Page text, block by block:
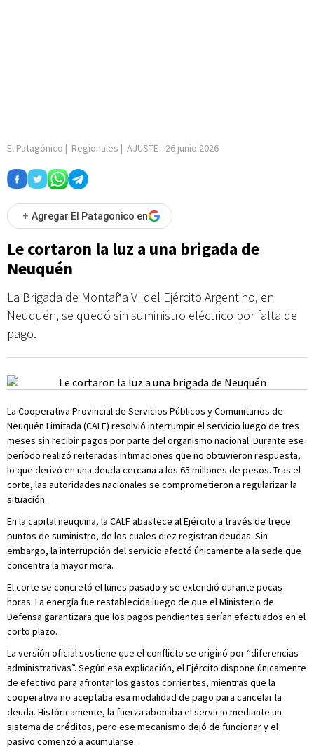
El Patagónico | Regionales | AJUSTE- 26 junio 2026
+ Agregar El Patagonico en
Le cortaron la luz a una brigada de
Neuquén
La Brigada de Montaña VI del Ejército Argentino, en
Neuquén, se quedó sin suministro eléctrico por falta de
pago.
La Cooperativa Provincial de Servicios Públicos y Comunitarios de
Neuquén Limitada (CALF) resolvió interrumpir el servicio luego de tres
meses sin recibir pagos por parte del organismo nacional. Durante ese
período realizó reiteradas intimaciones que no obtuvieron respuesta,
lo que derivó en una deuda cercana a los 65 millones de pesos. Tras el
corte, las autoridades nacionales se comprometieron a regularizar la
situación.
En la capital neuquina, la CALF abastece al Ejército a través de trece
puntos de suministro, de los cuales diez registran deudas. Sin
embargo, la interrupción del servicio afectó únicamente a la sede que
concentra la mayor mora.
El corte se concretó el lunes pasado y se extendió durante pocas
horas. La energía fue restablecida luego de que el Ministerio de
Defensa garantizara que los pagos pendientes serían efectuados en el
corto plazo.
La versión oficial sostiene que el conflicto se originó por “diferencias
administrativas”. Según esa explicación, el Ejército dispone únicamente
de efectivo para afrontar los gastos corrientes, mientras que la
cooperativa no aceptaba esa modalidad de pago para cancelar la
deuda. Históricamente, la fuerza abonaba el servicio mediante un
sistema de créditos, pero ese mecanismo dejó de funcionar y el
pasivo comenzó a acumularse.